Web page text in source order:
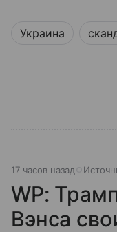
Украина
17 часов назад
WP:
Вэнса